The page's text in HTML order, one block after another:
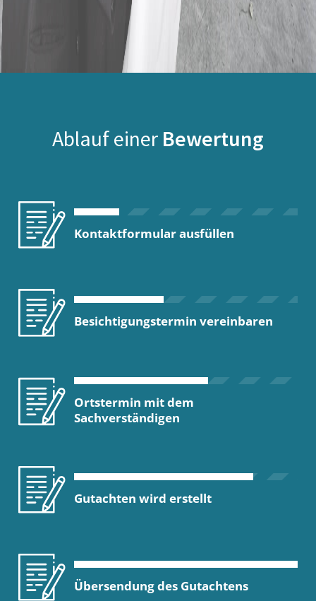
Ablauf einer Bewertung
Kontaktformular ausfüllen
Besichtigungstermin vereinbaren
Ortstermin mit dem
Sachverständigen
Gutachten wird erstellt
Übersendung des Gutachtens